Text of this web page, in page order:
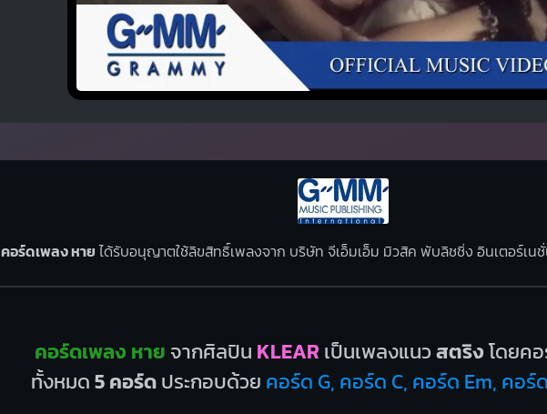
คอร์ดเพลง หาย ได้รับอนุญาตใช้ลิขสิทธิ์เพลงจาก บริษัท จีเอ็มเอ็ม มิวสิค พับลิชชิ่ง อินเตอร์เน
คอร์ดเพลง หาย จากศิลปิน KLEAR เป็นเพลงแนวสตริงโดยคอ
ทั้งหมด5 คอร์ดประกอบด้วย คอร์ด G, คอร์ด C, คอร์ด Em, คอร์